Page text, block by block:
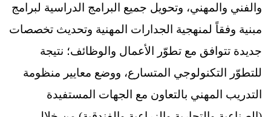
والفني والمهني، وتحويل جميع البرامج الدراسية لبرامج
مبنية وفقاً لمنهجية الجدارات المهنية وتحديث تخصصات
جديدة تتوافق مع تطوّر الأعمال والوظائف؛ نتيجة
للتطوّر التكنولوجي المتسارع، ووضع معايير منظومة
التدريب المهني بالتعاون مع الجهات المستفيدة